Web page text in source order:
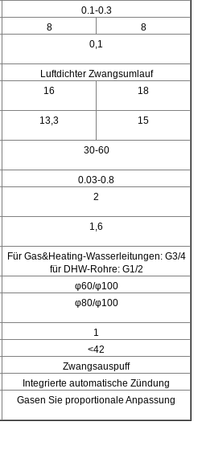
0.1-0.3
8
8
0,1
Luftdichter Zwangsumlauf
16 18
13,3 15
30-60
0.03-0.8
2
1,6
Für Gas&Heating-Wasserleitungen: G3/4
für DHW-Rohre: G1/2
φ60/φ100
φ80/φ100
1
<42
Zwangsauspuff
Integrierte automatische Zündung
Gasen Sie proportionale Anpassung